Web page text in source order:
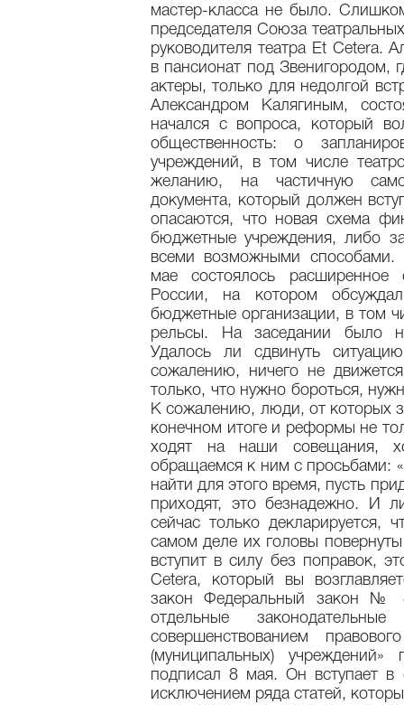
мастер-класса не было.
председателя Союза
руководителя театра Et Cetera.
в пансионат под Звенигородом,
актеры, только для недолгой
Александром Калягиным,
начался с вопроса, который
общественность: о
учреждений, в том числе
желанию, на частичную
документа, который должен
опасаются, что новая схема
бюджетные учреждения, либо
всеми возможными способами.
мае состоялось расширенное
России, на котором
бюджетные организации, в том
рельсы. На заседании было
Удалось ли сдвинуть
сожалению, ничего не
только, что нужно бороться,
К сожалению, люди, от которых
конечном итоге и реформы не
ходят на наши совещания,
обращаемся к ним с просьбами:
найти для этого время, пусть
приходят, это безнадежно. И
сейчас только декларируется,
самом деле их головы
вступит в силу без поправок,
Cetera, который вы
закон Федеральный закон №
отдельные
совершенствованием
(муниципальных)
подписал 8 мая. Он вступает
исключением ряда статей,